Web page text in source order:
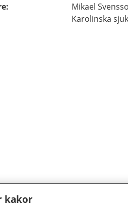
: Mikael
Karolinska
kakor